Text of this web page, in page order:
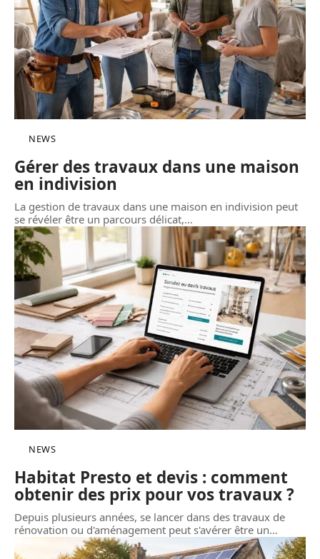
NEWS
Gérer des travaux dans une maison
en indivision
La gestion de travaux dans une maison en indivision peut
se révéler être un parcours délicat,…
NEWS
Habitat Presto et devis : comment
obtenir des prix pour vos travaux ?
Depuis plusieurs années, se lancer dans des travaux de
rénovation ou d'aménagement peut s'avérer être un…